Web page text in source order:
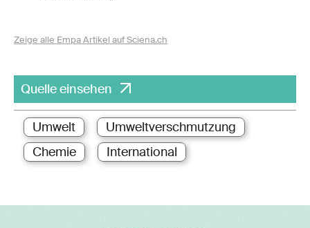
Zeige alle Empa Artikel auf Sciena.ch
Quelle einsehen
Umwelt
Umweltverschmutzung
Chemie
International